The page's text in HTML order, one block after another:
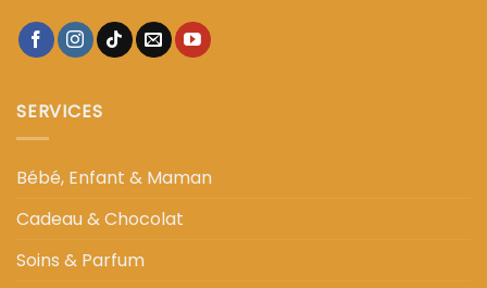
SERVICES
Bébé, Enfant & Maman
Cadeau & Chocolat
Soins & Parfum